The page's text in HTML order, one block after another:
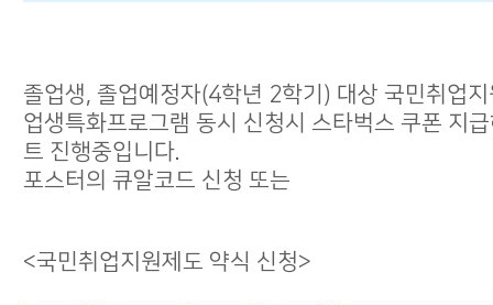
졸업생, 졸업예정자(4학년 2학기) 대상 국민취업
업생특화프로그램 동시 신청시 스타벅스 쿠폰 지
트 진행중입니다.
포스터의 큐알코드 신청 또는
<국민취업지원제도 약식 신청>